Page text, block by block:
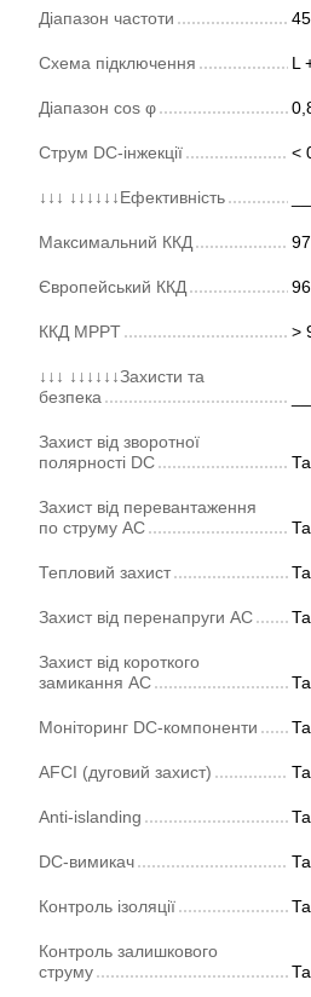
Діапазон частоти
Схема підключення L
Діапазон cos φ
Струм DC-інжекції <
↓↓↓ ↓↓↓↓↓↓Ефективність
Максимальний ККД
Європейський ККД
ККД MPPT >
↓↓↓ ↓↓↓↓↓↓Захисти та
безпека
Захист від зворотної
полярності DC
Захист від перевантаження
по струму AC
Тепловий захист
Захист від перенапруги AC
Захист від короткого
замикання AC
Моніторинг DC-компоненти
AFCI (дуговий захист)
Anti-islanding
DC-вимикач
Контроль ізоляції
Контроль залишкового
струму